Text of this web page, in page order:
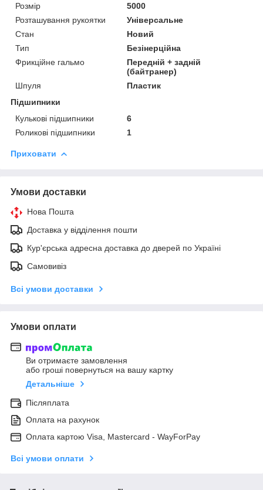
Розмір
5000
Розташування рукоятки
Універсальне
Стан
Новий
Тип
Безінерційна
Фрикційне гальмо
Передній + задній
(байтранер)
Шпуля
Пластик
Підшипники
Кулькові підшипники
6
Роликові підшипники
1
Приховати
Умови доставки
Нова Пошта
Доставка у відділення пошти
Кур'єрська адресна доставка до дверей по Україні
Самовивіз
Всі умови доставки
Умови оплати
Ви отримаєте замовлення
або гроші повернуться на вашу картку
Детальніше
Післяплата
Оплата на рахунок
Оплата картою Visa, Mastercard - WayForPay
Всі умови оплати